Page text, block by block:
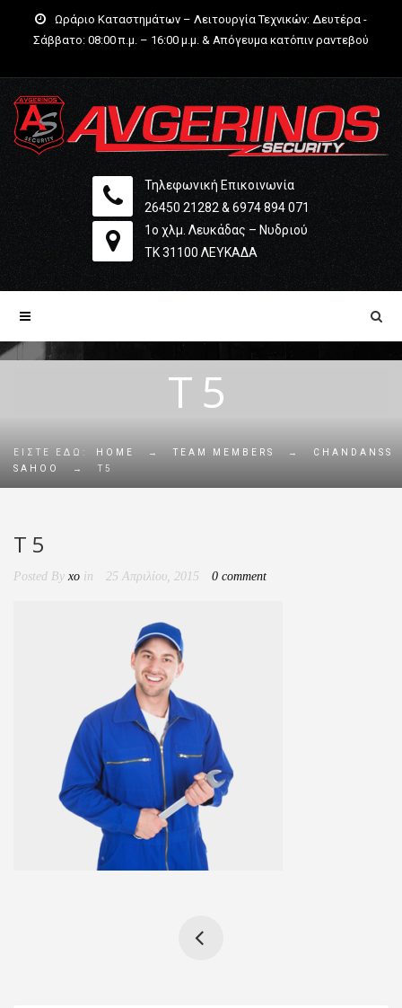
Ωράριο Καταστημάτων – Λειτουργία Τεχνικών: Δευτέρα -
Σάββατο: 08:00 π.μ. – 16:00 μ.μ. & Απόγευμα κατόπιν ραντεβού
Τηλεφωνική Επικοινωνία
26450 21282&6974 894 071
1ο χλμ. Λευκάδας – Νυδριού
ΤΚ 31100 ΛΕΥΚΆΔΑ
T5
ΕΊΣΤΕ ΕΔΏ: HOME → TEAM MEMBERS →
CHANDANSS
SAHOO
→ T5
T5
Posted By xo in 25 Απριλίου, 2015 0 comment